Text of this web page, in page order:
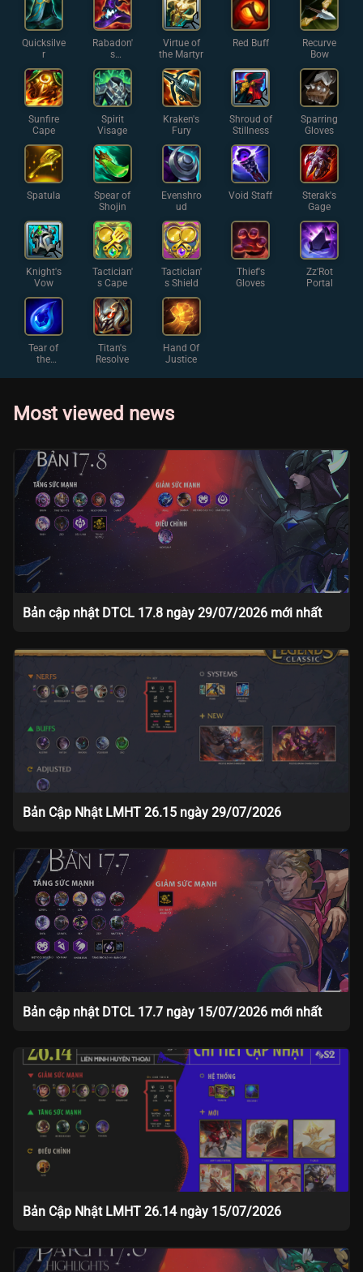
Quicksilve
r
Rabadon'
s
Deathcap
Virtue of
the Martyr
Red Buff
Recurve
Bow
Sunfire
Cape
Spirit
Visage
Kraken's
Fury
Shroud of
Stillness
Sparring
Gloves
Spatula
Spear of
Shojin
Evenshro
ud
Void Staff
Sterak's
Gage
Knight's
Vow
Tactician'
s Cape
Tactician'
s Shield
Thief's
Gloves
Zz'Rot
Portal
Tear of
the
Titan's
Resolve
Hand Of
Justice
Most viewed news
Bản cập nhật DTCL 17.8 ngày 29/07/2026 mới nhất
Bản Cập Nhật LMHT 26.15 ngày 29/07/2026
Bản cập nhật DTCL 17.7 ngày 15/07/2026 mới nhất
Bản Cập Nhật LMHT 26.14 ngày 15/07/2026